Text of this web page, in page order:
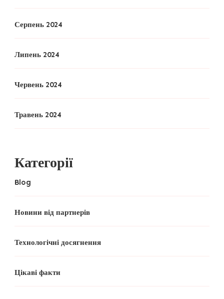
Серпень 2024
Липень 2024
Червень 2024
Травень 2024
Категорії
Blog
Новини від партнерів
Технологічні досягнення
Цікаві факти